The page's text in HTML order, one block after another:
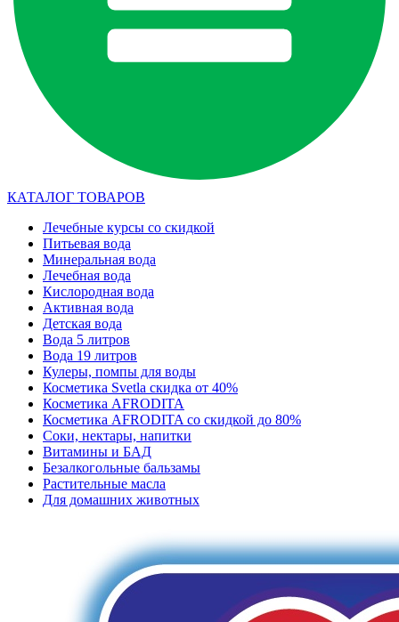
КАТАЛОГ ТОВАРОВ
Лечебные курсы со скидкой
Питьевая вода
Минеральная вода
Лечебная вода
Кислородная вода
Активная вода
Детская вода
Вода 5 литров
Вода 19 литров
Кулеры, помпы для воды
Косметика Svetla скидка от 40%
Косметика AFRODITA
Косметика AFRODITA со скидкой до 80%
Соки, нектары, напитки
Витамины и БАД
Безалкогольные бальзамы
Растительные масла
Для домашних животных